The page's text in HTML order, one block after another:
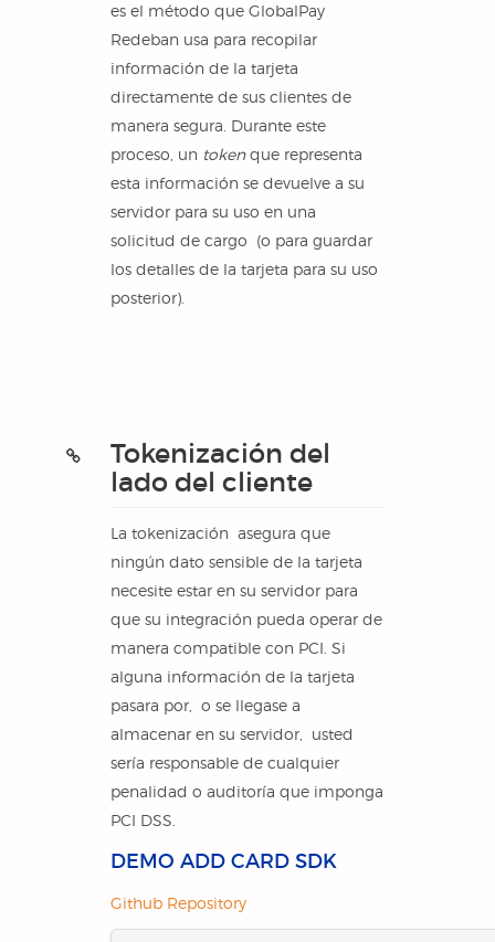
es el método que GlobalPay
Redeban usa para recopilar
información de la tarjeta
directamente de sus clientes de
manera segura. Durante este
proceso, un tokenque representa
esta información se devuelve a su
servidor para su uso en una
solicitud de cargo (o para guardar
los detalles de la tarjeta para su uso
posterior).
Tokenización del
lado del cliente
La tokenización asegura que
ningún dato sensible de la tarjeta
necesite estar en su servidor para
que su integración pueda operar de
manera compatible con PCI. Si
alguna información de la tarjeta
pasara por, o se llegase a
almacenar en su servidor, usted
sería responsable de cualquier
penalidad o auditoría que imponga
PCI DSS.
DEMO ADD CARD SDK
Github Repository